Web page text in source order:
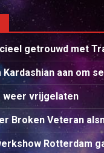
getrouwd met
Kardashian aan om
weer vrijgelaten
Broken Veteran
Rotterdam